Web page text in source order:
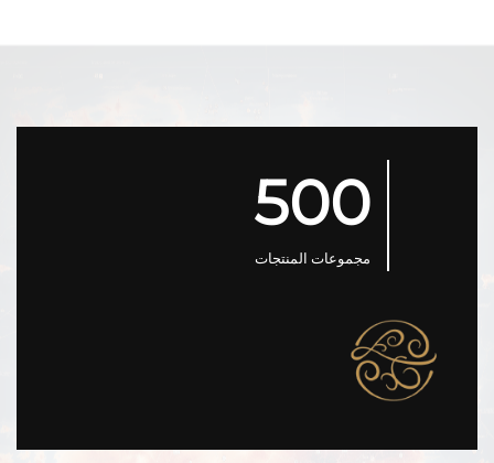
500
مجموعات المنتجات